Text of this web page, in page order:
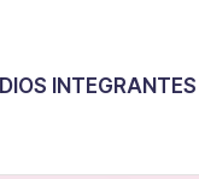
INTEGRANTES